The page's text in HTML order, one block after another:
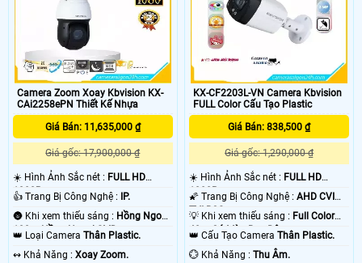
Camera Zoom Xoay Kbvision KX-
CAi2258ePN Thiết Kế Nhựa
Giá Bán: 11,635,000 ₫
Giá gốc: 17,900,000 ₫
☀️ Hình Ảnh Sắc nét : FULL HD
1080P .
👍 Trang Bị Công Nghệ : IP.
🌚 Khi xem thiếu sáng : Hồng Ngoại
100m Hồng Ngoại SMD.
👑 Loại Camera Thân Plastic.
️↭ Khả Năng : Xoay Zoom.
KX-CF2203L-VN Camera Kbvision
FULL Color Cấu Tạo Plastic
Giá Bán: 838,500 ₫
Giá gốc: 1,290,000 ₫
☀️ Hình Ảnh Sắc nét : FULL HD
1080P .
🌠 Trang Bị Công Nghệ :AHD CVI
TVI BCS.
💡 Khi xem thiếu sáng : Full Color
40m Có Màu Ban Đêm.
👑 Cấu Tạo CameraThân Plastic.
️💮 Khả Năng :Thu Âm.